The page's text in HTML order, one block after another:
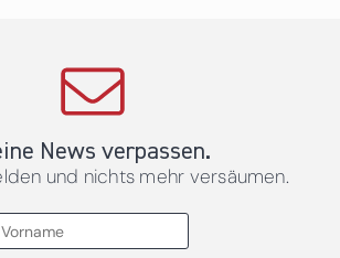
News verpassen.
und nichts mehr versäumen.